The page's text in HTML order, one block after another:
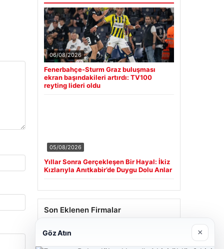
06/08/2026
Fenerbahçe-Sturm Graz buluşması
ekran başındakileri artırdı: TV100
reyting lideri oldu
05/08/2026
Yıllar Sonra Gerçekleşen Bir Hayal: İkiz
Kızlarıyla Anıtkabir’de Duygu Dolu Anlar
Son Eklenen Firmalar
Cengiz Sigorta
23/06/2026
Göz Atın ×